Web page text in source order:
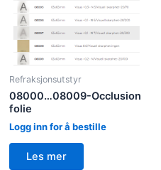
Refraksjonsutstyr
08000…08009-Occlusion
folie
Logg inn for å bestille
Les mer